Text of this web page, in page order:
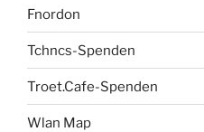
Fnordon
Tchncs-Spenden
Troet.Cafe-Spenden
Wlan Map